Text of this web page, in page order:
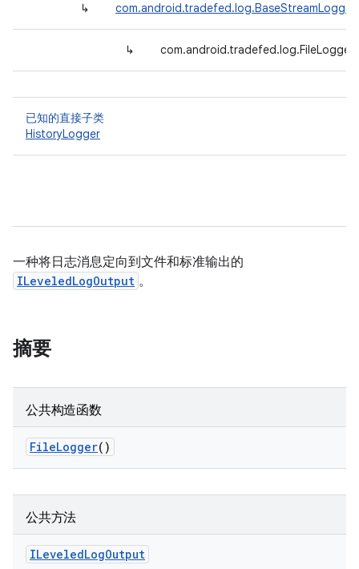
↳ com.android.tradefed.log.BaseStreamLogger
↳ com.android.tradefed.log.FileLogger
已知的直接子类
HistoryLogger
一种将日志消息定向到文件和标准输出的
ILeveledLogOutput 。
摘要
公共构造函数
FileLogger()
公共方法
ILeveledLogOutput